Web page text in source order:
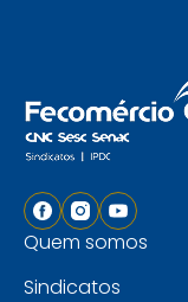
Quem somos
Sindicatos